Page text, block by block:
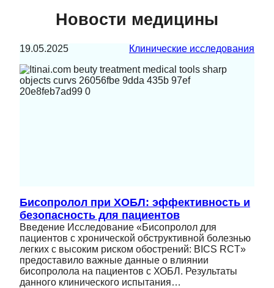
Новости медицины
19.05.2025 Клинические исследования
Бисопролол при ХОБЛ: эффективность и
безопасность для пациентов
Введение Исследование «Бисопролол для
пациентов с хронической обструктивной болезнью
легких с высоким риском обострений: BICS RCT»
предоставило важные данные о влиянии
бисопролола на пациентов с ХОБЛ. Результаты
данного клинического испытания…